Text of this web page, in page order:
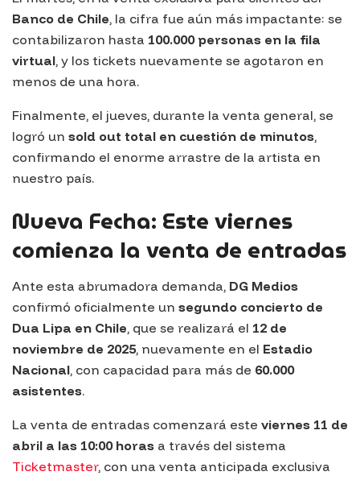
Banco de Chile, la cifra fue aún más impactante: se
contabilizaron hasta 100.000 personas en la fila
virtual, y los tickets nuevamente se agotaron en
menos de una hora.
Finalmente, el jueves, durante la venta general, se
logró un sold out total en cuestión de minutos,
confirmando el enorme arrastre de la artista en
nuestro país.
Nueva Fecha: Este viernes
comienza la venta de entradas
Ante esta abrumadora demanda, DG Medios
confirmó oficialmente un segundo concierto de
Dua Lipa en Chile, que se realizará el 12 de
noviembre de 2025, nuevamente en el Estadio
Nacional, con capacidad para más de 60.000
asistentes.
La venta de entradas comenzará este viernes 11 de
abril a las 10:00 horas a través del sistema
Ticketmaster, con una venta anticipada exclusiva